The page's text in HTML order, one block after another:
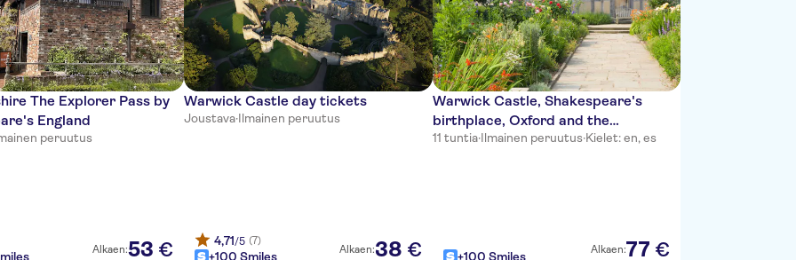
The Explorer Pass by
England
peruutus
Alkaen:53 €
Warwick Castle day tickets
Joustava·Ilmainen peruutus
4,71/5 (7)
+100 Smiles Alkaen:38 €
Warwick Castle, Shakespeare's
birthplace, Oxford and the
Cotswolds
11 tuntia·Ilmainen peruutus·Kielet: en, es
+100 Smiles Alkaen:77 €